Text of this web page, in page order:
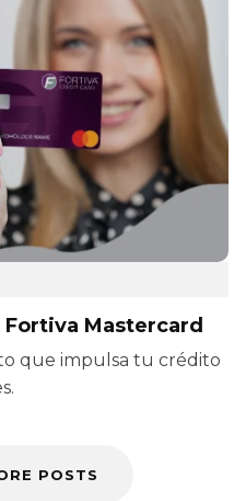
Mastercard
que impulsa tu crédito
POSTS